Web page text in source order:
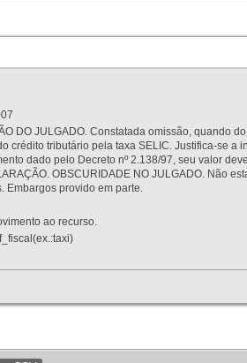
DO JULGADO. Constatada omissão,
crédito tributário pela taxa SELIC. Justifica-se a
dado pelo Decreto nº 2.138/97, seu valor
OBSCURIDADE NO JULGADO. Não
Embargos provido em parte.
ao recurso.